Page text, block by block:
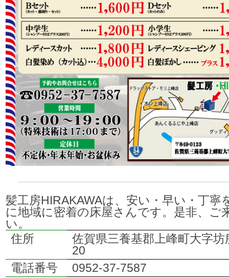
髪工房HIRAKAWAは、安い・早い・丁寧
に地域に密着の床屋さんです。是非、ご
い。
住所
佐賀県三養基郡上峰町大字坊
20
電話番号
0952-37-7587